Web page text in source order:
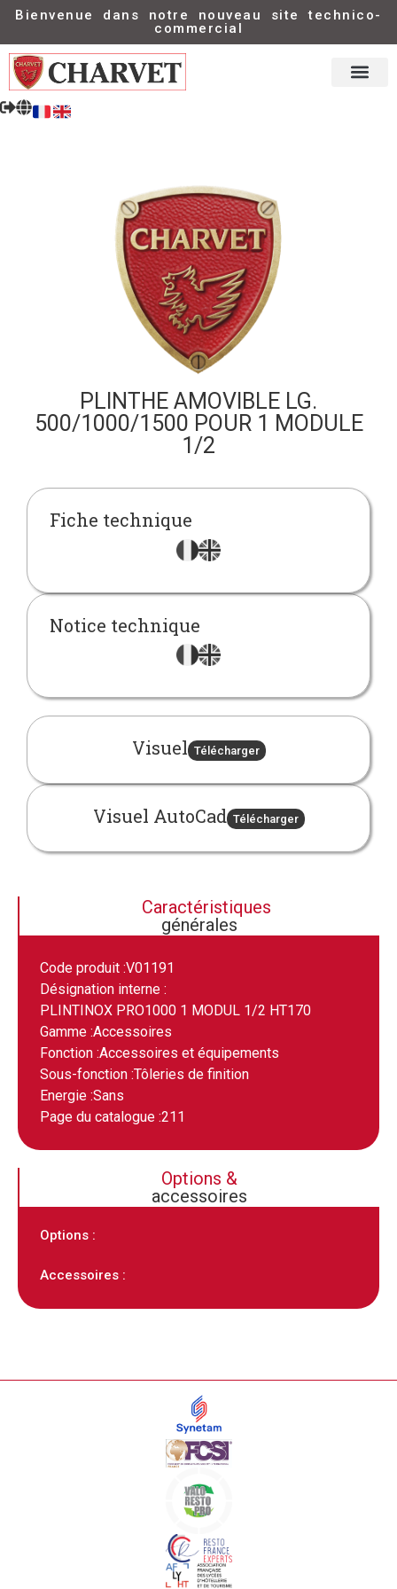
Bienvenue dans notre nouveau site technico-
commercial
PLINTHE AMOVIBLE LG.
500/1000/1500 POUR 1 MODULE
1/2
Fiche technique
Notice technique
Visuel Télécharger
Visuel AutoCad Télécharger
Caractéristiques
générales
Code produit :V01191
Désignation interne :
PLINTINOX PRO1000 1 MODUL 1/2 HT170
Gamme :Accessoires
Fonction :Accessoires et équipements
Sous-fonction :Tôleries de finition
Energie :Sans
Page du catalogue :211
Options &
accessoires
Options :
Accessoires :